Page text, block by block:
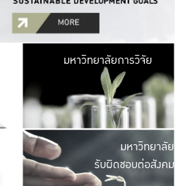
มหาวิ
มีพื้นที่เขียวสดใส
เป็นป่าในเมือง เกษต
มหาวิทยาลัยการวิจัย
มหาวิ
ค
เปิดประ
มหาวิทยาลัย
รับผิดชอบต่อสังคม